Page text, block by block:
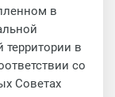
в
в
со
Советах